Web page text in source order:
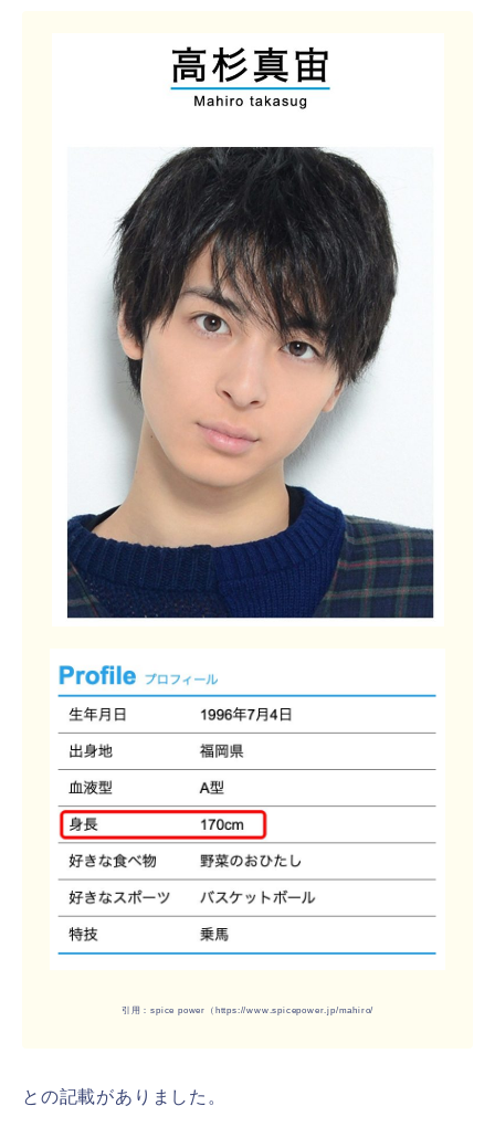
引用：spice power（https://www.spicepower.jp/mahiro/
との記載がありました。